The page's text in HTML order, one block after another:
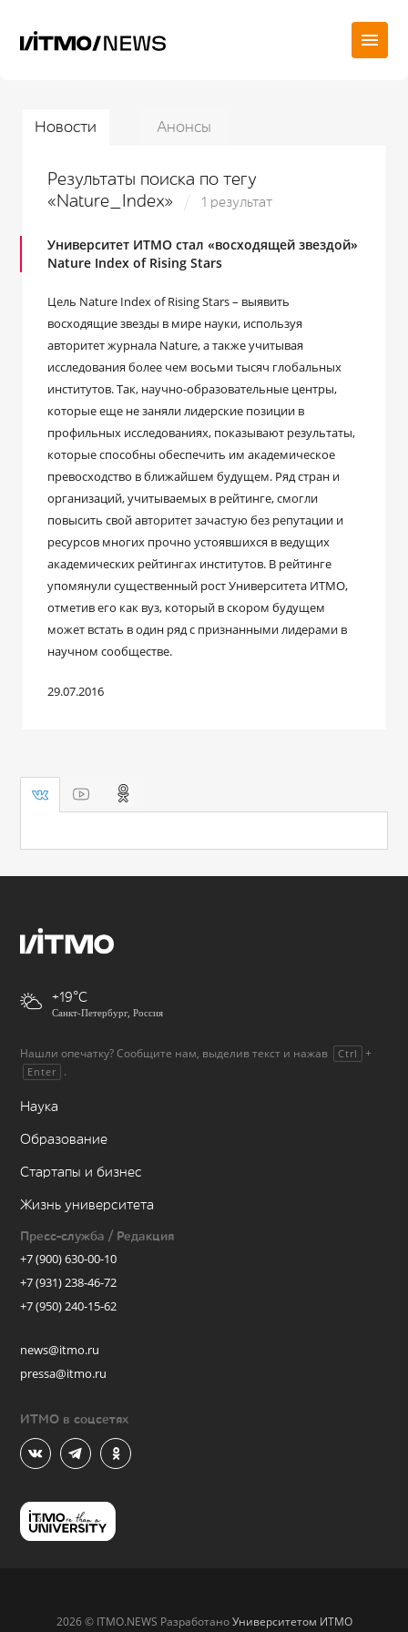
Новости Анонсы
Результаты поиска по тегу
«Nature_Index»
1 результат
Университет ИТМО стал «восходящей звездой»
Nature Index of Rising Stars
Цель Nature Index of Rising Stars – выявить
восходящие звезды в мире науки, используя
авторитет журнала Nature, а также учитывая
исследования более чем восьми тысяч глобальных
институтов. Так, научно-образовательные центры,
которые еще не заняли лидерские позиции в
профильных исследованиях, показывают результаты,
которые способны обеспечить им академическое
превосходство в ближайшем будущем. Ряд стран и
организаций, учитываемых в рейтинге, смогли
повысить свой авторитет зачастую без репутации и
ресурсов многих прочно устоявшихся в ведущих
академических рейтингах институтов. В рейтинге
упомянули существенный рост Университета ИТМО,
отметив его как вуз, который в скором будущем
может встать в один ряд с признанными лидерами в
научном сообществе.
29.07.2016
+19
Санкт-Петербург, Россия
Нашли опечатку? Сообщите нам, выделив текст и нажав Ctrl +
Enter .
Наука
Образование
Стартапы и бизнес
Жизнь университета
Пресс-служба / Редакция
+7 (900) 630-00-10
+7 (931) 238-46-72
+7 (950) 240-15-62
news@itmo.ru
pressa@itmo.ru
ИТМО в соцсетях
2026 © ITMO.NEWS РазработаноУниверситетом ИТМО